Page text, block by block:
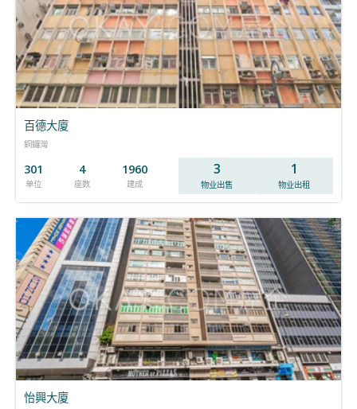
百德大廈
銅鑼灣
301
单位
4
座数
1960
建成
3
物业出售
1
物业出租
怡興大廈